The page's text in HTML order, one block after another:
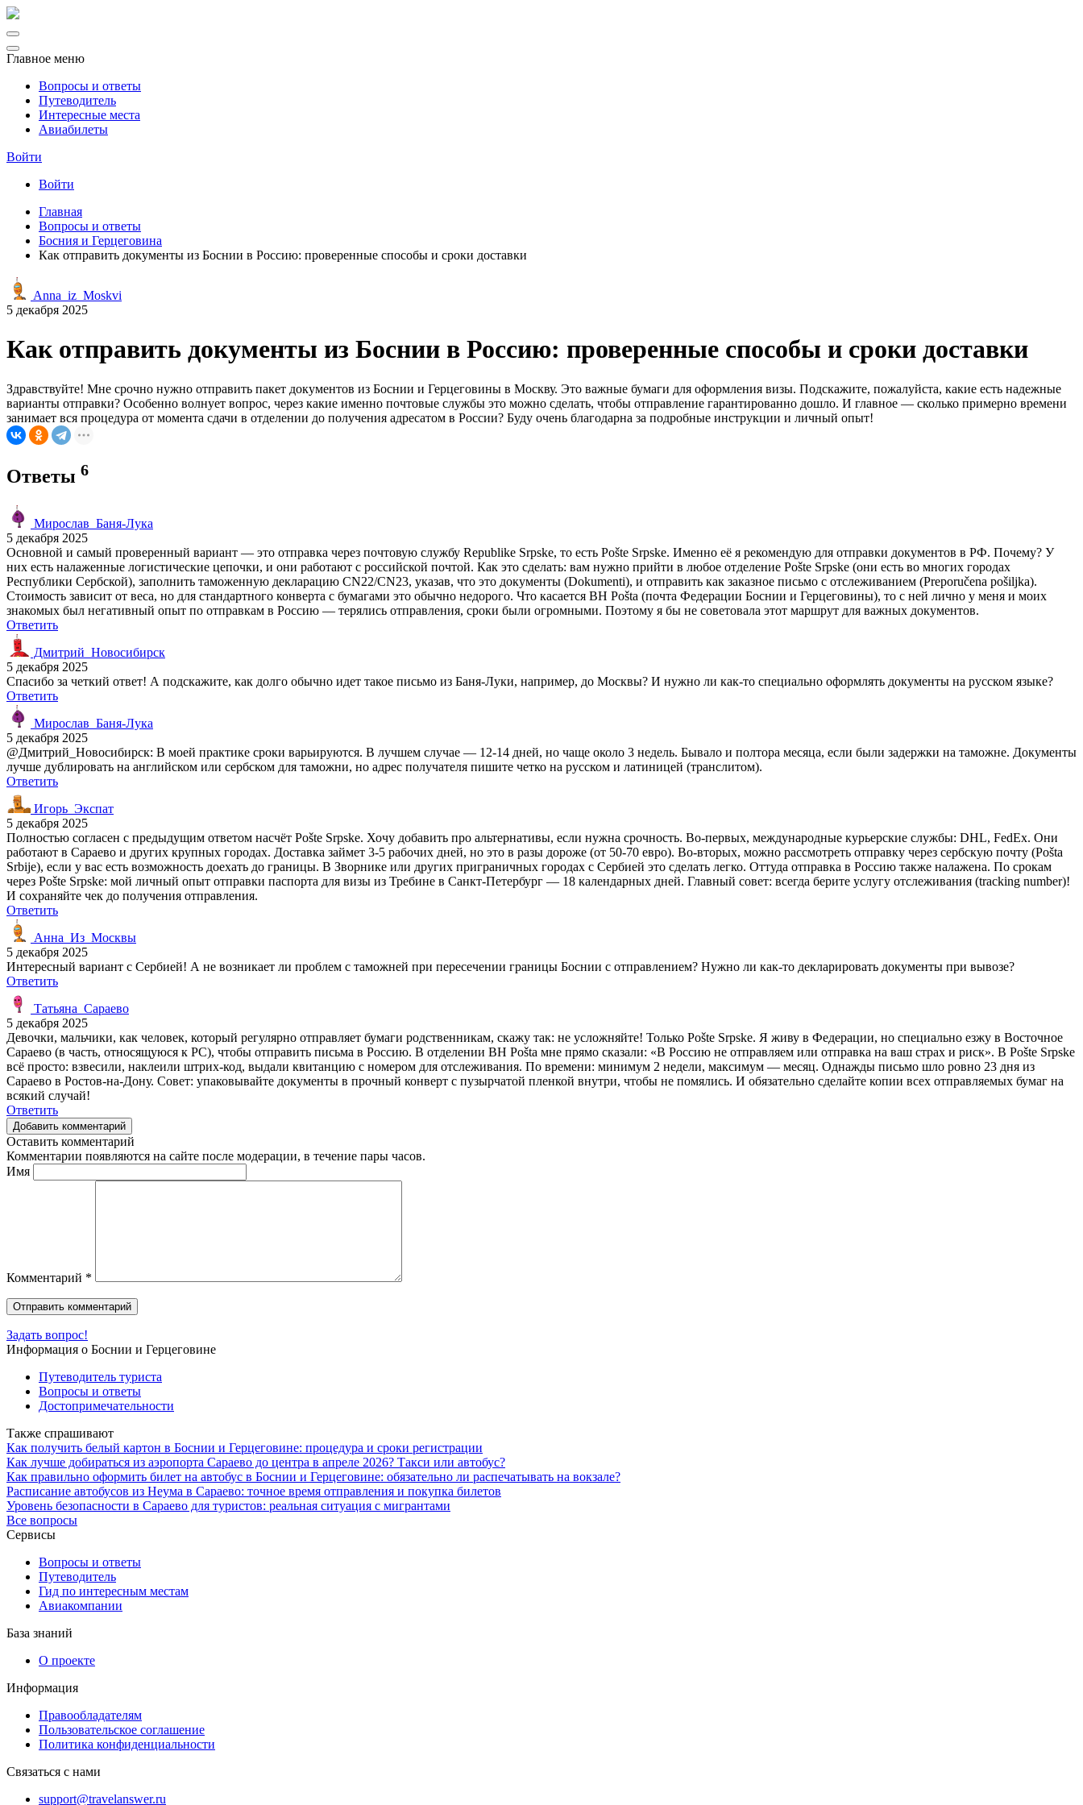
Главное меню
Вопросы и ответы
Путеводитель
Интересные места
Авиабилеты
Войти
Войти
Главная
Вопросы и ответы
Босния и Герцеговина
Как отправить документы из Боснии в Россию: проверенные способы и сроки доставки
Anna_iz_Moskvi
5 декабря 2025
Как отправить документы из Боснии в Россию: проверенные способы и сроки доставки
Здравствуйте! Мне срочно нужно отправить пакет документов из Боснии и Герцеговины в Москву. Это важные бумаги для оформления визы. Подскажите, пожалуйста, какие есть надежные
варианты отправки? Особенно волнует вопрос, через какие именно почтовые службы это можно сделать, чтобы отправление гарантированно дошло. И главное — сколько примерно времени
занимает вся процедура от момента сдачи в отделении до получения адресатом в России? Буду очень благодарна за подробные инструкции и личный опыт!
Ответы 6
Мирослав_Баня-Лука
5 декабря 2025
Основной и самый проверенный вариант — это отправка через почтовую службу Republike Srpske, то есть Pošte Srpske. Именно её я рекомендую для отправки документов в РФ. Почему? У
них есть налаженные логистические цепочки, и они работают с российской почтой. Как это сделать: вам нужно прийти в любое отделение Pošte Srpske (они есть во многих городах
Республики Сербской), заполнить таможенную декларацию CN22/CN23, указав, что это документы (Dokumenti), и отправить как заказное письмо с отслеживанием (Preporučena pošiljka).
Стоимость зависит от веса, но для стандартного конверта с бумагами это обычно недорого. Что касается BH Pošta (почта Федерации Боснии и Герцеговины), то с ней лично у меня и моих
знакомых был негативный опыт по отправкам в Россию — терялись отправления, сроки были огромными. Поэтому я бы не советовала этот маршрут для важных документов.
Ответить
Дмитрий_Новосибирск
5 декабря 2025
Спасибо за четкий ответ! А подскажите, как долго обычно идет такое письмо из Баня-Луки, например, до Москвы? И нужно ли как-то специально оформлять документы на русском языке?
Ответить
Мирослав_Баня-Лука
5 декабря 2025
@Дмитрий_Новосибирск: В моей практике сроки варьируются. В лучшем случае — 12-14 дней, но чаще около 3 недель. Бывало и полтора месяца, если были задержки на таможне. Документы
лучше дублировать на английском или сербском для таможни, но адрес получателя пишите четко на русском и латиницей (транслитом).
Ответить
Игорь_Экспат
5 декабря 2025
Полностью согласен с предыдущим ответом насчёт Pošte Srpske. Хочу добавить про альтернативы, если нужна срочность. Во-первых, международные курьерские службы: DHL, FedEx. Они
работают в Сараево и других крупных городах. Доставка займет 3-5 рабочих дней, но это в разы дороже (от 50-70 евро). Во-вторых, можно рассмотреть отправку через сербскую почту (Pošta
Srbije), если у вас есть возможность доехать до границы. В Зворнике или других приграничных городах с Сербией это сделать легко. Оттуда отправка в Россию также налажена. По срокам
через Pošte Srpske: мой личный опыт отправки паспорта для визы из Требине в Санкт-Петербург — 18 календарных дней. Главный совет: всегда берите услугу отслеживания (tracking number)!
И сохраняйте чек до получения отправления.
Ответить
Анна_Из_Москвы
5 декабря 2025
Интересный вариант с Сербией! А не возникает ли проблем с таможней при пересечении границы Боснии с отправлением? Нужно ли как-то декларировать документы при вывозе?
Ответить
Татьяна_Сараево
5 декабря 2025
Девочки, мальчики, как человек, который регулярно отправляет бумаги родственникам, скажу так: не усложняйте! Только Pošte Srpske. Я живу в Федерации, но специально езжу в Восточное
Сараево (в часть, относящуюся к РС), чтобы отправить письма в Россию. В отделении BH Pošta мне прямо сказали: «В Россию не отправляем или отправка на ваш страх и риск». В Pošte Srpske
всё просто: взвесили, наклеили штрих-код, выдали квитанцию с номером для отслеживания. По времени: минимум 2 недели, максимум — месяц. Однажды письмо шло ровно 23 дня из
Сараево в Ростов-на-Дону. Совет: упаковывайте документы в прочный конверт с пузырчатой пленкой внутри, чтобы не помялись. И обязательно сделайте копии всех отправляемых бумаг на
всякий случай!
Ответить
Добавить комментарий
Оставить комментарий
Комментарии появляются на сайте после модерации, в течение пары часов.
Имя
Комментарий *
Задать вопрос!
Информация о Боснии и Герцеговине
Путеводитель туриста
Вопросы и ответы
Достопримечательности
Также спрашивают
Как получить белый картон в Боснии и Герцеговине: процедура и сроки регистрации
Как лучше добираться из аэропорта Сараево до центра в апреле 2026? Такси или автобус?
Как правильно оформить билет на автобус в Боснии и Герцеговине: обязательно ли распечатывать на вокзале?
Расписание автобусов из Неума в Сараево: точное время отправления и покупка билетов
Уровень безопасности в Сараево для туристов: реальная ситуация с мигрантами
Все вопросы
Сервисы
Вопросы и ответы
Путеводитель
Гид по интересным местам
Авиакомпании
База знаний
О проекте
Информация
Правообладателям
Пользовательское соглашение
Политика конфиденциальности
Связаться с нами
support@travelanswer.ru